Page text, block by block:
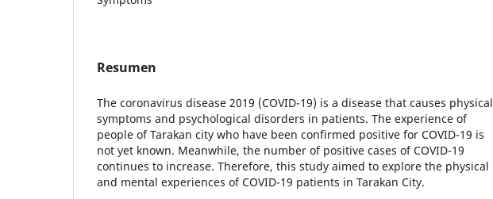
Resumen
The coronavirus disease 2019 (COVID-19) is a disease that causes physical
symptoms and psychological disorders in patients. The experience of
people of Tarakan city who have been confirmed positive for COVID-19 is
not yet known. Meanwhile, the number of positive cases of COVID-19
continues to increase. Therefore, this study aimed to explore the physical
and mental experiences of COVID-19 patients in Tarakan City.